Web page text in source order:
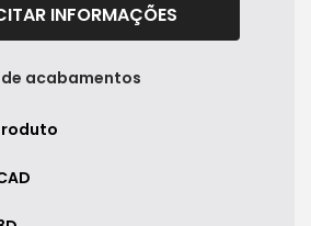
INFORMAÇÕES
acabamentos